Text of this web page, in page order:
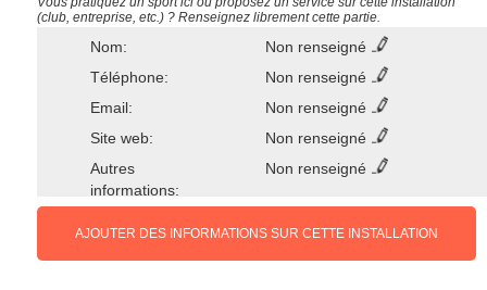
(club, entreprise, etc.) ? Renseignez librement cette partie.
Nom:
Non renseigné
Téléphone:
Non renseigné
Email:
Non renseigné
Site web:
Non renseigné
Autres
informations:
Non renseigné
AJOUTER DES INFORMATIONS SUR CETTE INSTALLATION